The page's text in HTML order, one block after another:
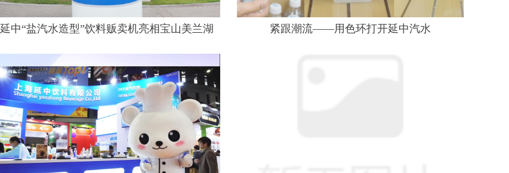
延中“盐汽水造型”饮料贩卖机亮相宝山美兰湖 紧跟潮流——用色环打开延中汽水